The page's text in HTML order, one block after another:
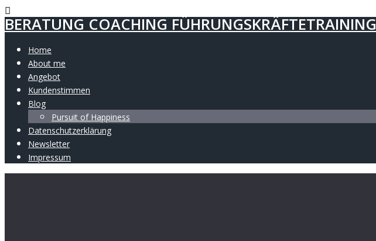
BERATUNG COACHING FÜHRUNGSKRÄFTETRAINING
Home
About me
Angebot
Kundenstimmen
Blog
Pursuit of Happiness
Datenschutz­erklärung
Newsletter
Impressum